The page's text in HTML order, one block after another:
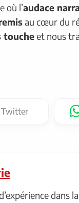
où l’audace
au cœur du
toucheet nous
dans